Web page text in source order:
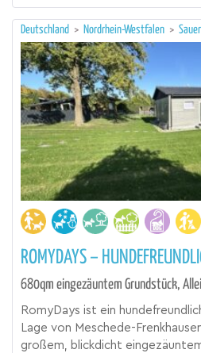
Deutschland > Nordrhein-Westfalen >
ROMYDAYS –
680qm eingezäuntem Grundstück,
RomyDays ist ein
Lage von Meschede-
großem, blickdicht